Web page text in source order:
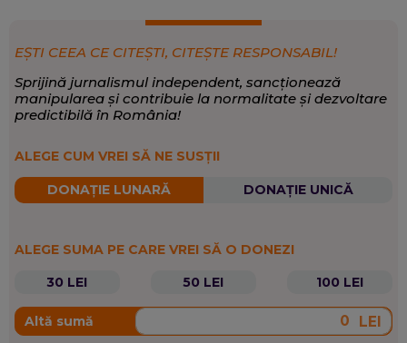
EȘTI CEEA CE CITEȘTI, CITEȘTE RESPONSABIL!
Sprijină jurnalismul independent, sancționează
manipularea și contribuie la normalitate și dezvoltare
predictibilă în România!
ALEGE CUM VREI SĂ NE SUSȚII
DONAȚIE LUNARĂ DONAȚIE UNICĂ
ALEGE SUMA PE CARE VREI SĂ O DONEZI
30 LEI
50 LEI 100 LEI
Altă sumă LEI